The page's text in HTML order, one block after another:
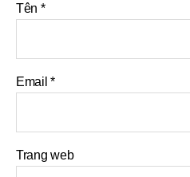
Tên *
Email*
Trang web